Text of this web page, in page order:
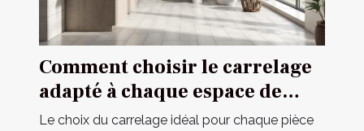
Comment choisir le carrelage
adapté à chaque espace de
votre maison ?
Le choix du carrelage idéal pour chaque pièce